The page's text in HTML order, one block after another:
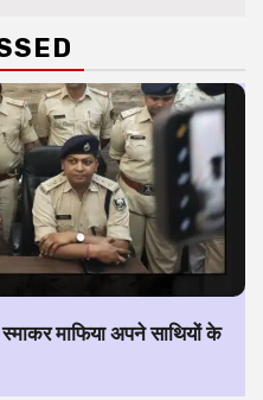
माफिया अपने साथियों के